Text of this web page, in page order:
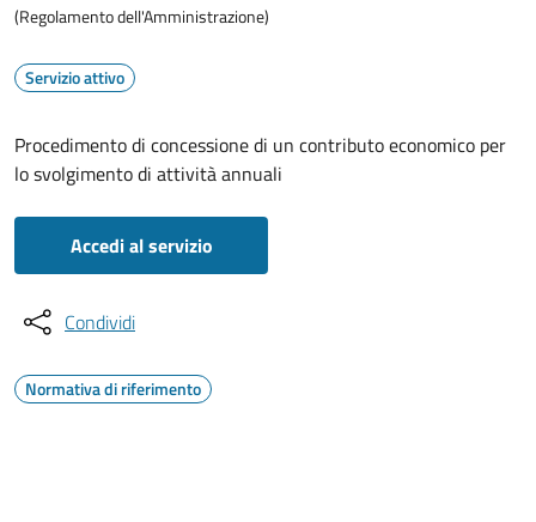
(Regolamento dell'Amministrazione)
Servizio attivo
Procedimento di concessione di un contributo economico per
lo svolgimento di attività annuali
Accedi al servizio
Condividi
Normativa di riferimento